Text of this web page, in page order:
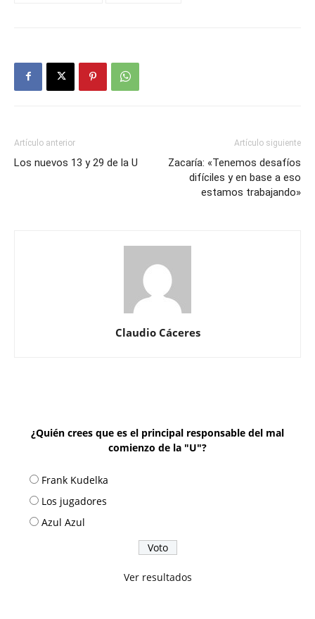
Artículo anterior
Los nuevos 13 y 29 de la U
Artículo siguiente
Zacaría: «Tenemos desafíos
difíciles y en base a eso
estamos trabajando»
Claudio Cáceres
¿Quién crees que es el principal responsable del mal
comienzo de la "U"?
Frank Kudelka
Los jugadores
Azul Azul
Ver resultados